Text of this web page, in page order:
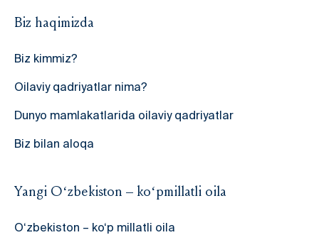
Biz haqimizda
Biz kimmiz?
Oilaviy qadriyatlar nima?
Dunyo mamlakatlarida oilaviy qadriyatlar
Biz bilan aloqa
Yangi O‘zbekiston – ko‘pmillatli oila
O‘zbekiston – ko‘p millatli oila